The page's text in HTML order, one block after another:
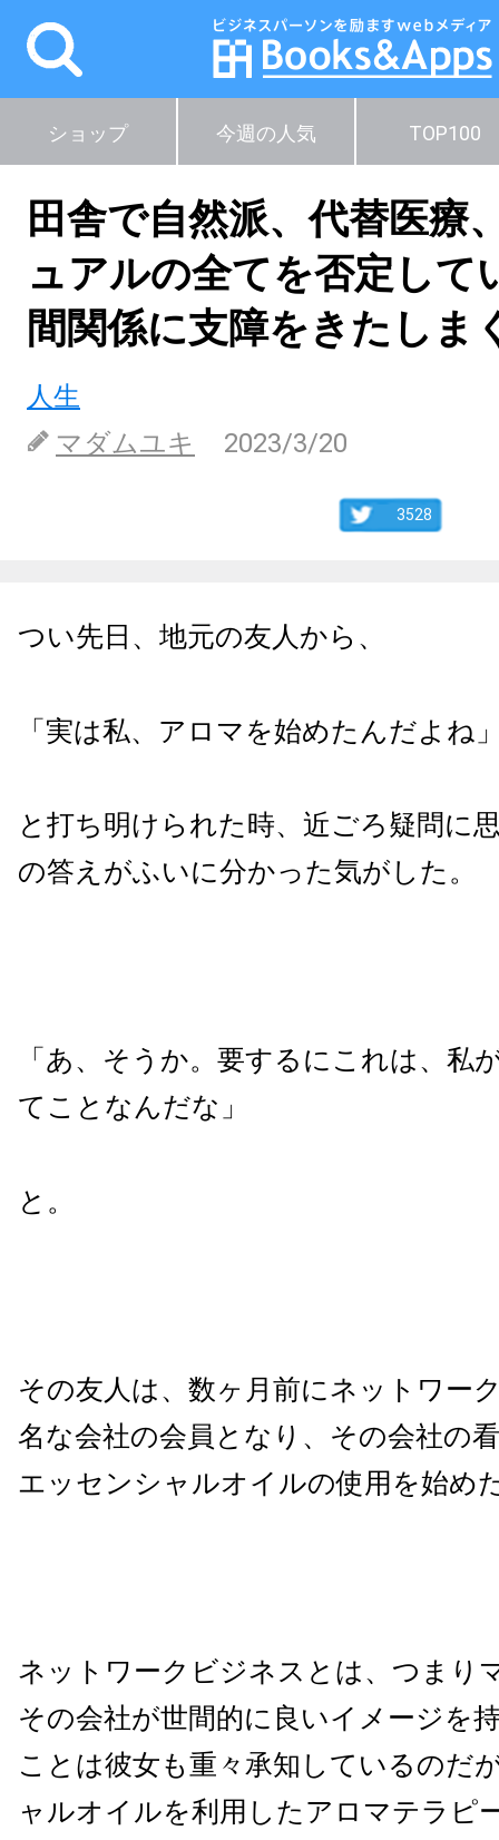
ショップ 今週の人気 TOP100
田舎で自然派、代替医療
ュアルの全てを否定して
間関係に支障をきたしま
人生
マダムユキ
2023/3/20
3528
つい先日、地元の友人から、
「実は私、アロマを始めたんだよね
と打ち明けられた時、近ごろ疑問に
の答えがふいに分かった気がした。
「あ、そうか。要するにこれは、私
てことなんだな」
と。
その友人は、数ヶ月前にネットワー
名な会社の会員となり、その会社の
エッセンシャルオイルの使用を始め
ネットワークビジネスとは、つまり
その会社が世間的に良いイメージを
ことは彼女も重々承知しているのだ
ャルオイルを利用したアロマテラピ